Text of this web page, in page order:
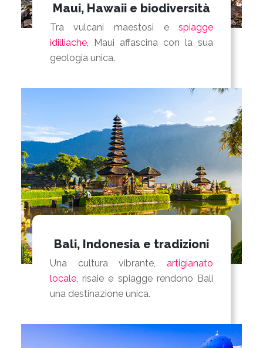
Maui, Hawaii e biodiversità
Tra vulcani maestosi espiagge
idilliache, Maui affascina con la sua
geologia unica.
Bali, Indonesia e tradizioni
Una cultura vibrante,artigianato
locale, risaie e spiagge rendono Bali
una destinazione unica.